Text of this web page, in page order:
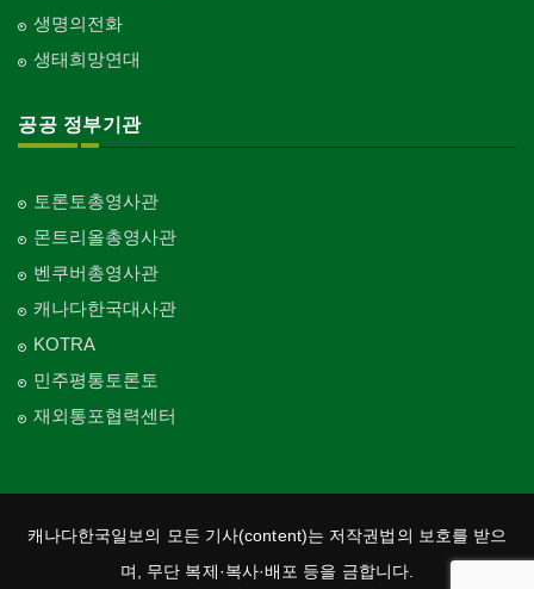
생명의전화
생태희망연대
공공 정부기관
토론토총영사관
몬트리올총영사관
벤쿠버총영사관
캐나다한국대사관
KOTRA
민주평통토론토
재외통포협력센터
캐나다한국일보의 모든 기사(content)는 저작권법의 보호를 받으
며, 무단 복제·복사·배포 등을 금합니다.